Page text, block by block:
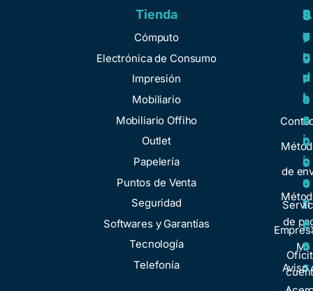
Tienda
Cómputo
Electrónica de Consumo
Impresión
Mobiliario
Mobiliario Offiho
Outlet
Papelería
Puntos de Venta
Seguridad
Softwares y Garantías
Tecnología
Telefonía
A
y
u
d
a
de
de
Mi
S
o
b
r
e
n
o
s
o
t
r
o
s
R
e
g
u
l
a
c
i
o
n
e
s
Aviso
S
e
r
v
i
c
i
o
s